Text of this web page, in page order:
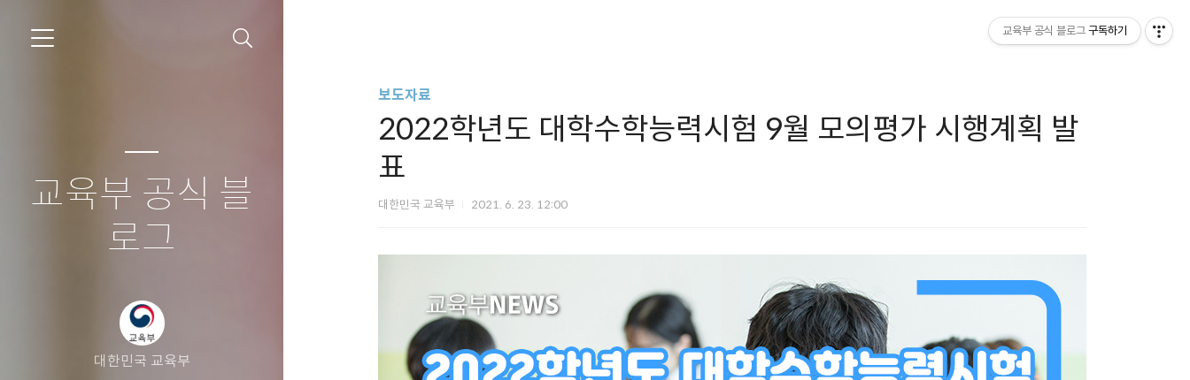
교육부 공식 블
로그
대한민국 교육부
보도자료
2022학년도 대학수학능력시험 9월 모의평가 시행계획 발
표
대한민국 교육부 2021. 6. 23. 12:00
교육부 공식 블로그 구독하기